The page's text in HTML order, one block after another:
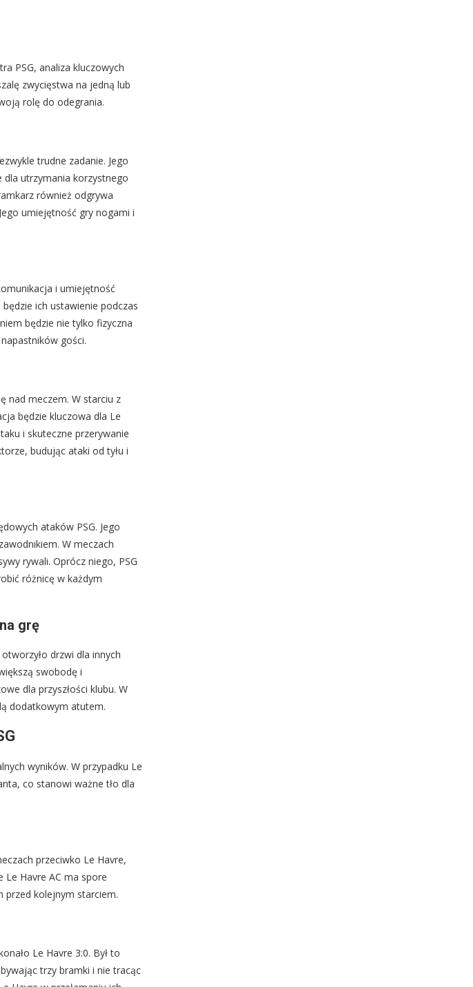
PSG, analiza kluczowych
zwycięstwa na jedną lub
rolę do odegrania.
trudne zadanie. Jego
dla utrzymania korzystnego
również odgrywa
umiejętność gry nogami i
i umiejętność
ich ustawienie podczas
będzie nie tylko fizyczna
gości.
nad meczem. W starciu z
będzie kluczowa dla Le
i skuteczne przerywanie
budując ataki od tyłu i
ataków PSG. Jego
W meczach
rywali. Oprócz niego, PSG
różnicę w każdym
grę
drzwi dla innych
swobodę i
dla przyszłości klubu. W
dodatkowym atutem.
wyników. W przypadku Le
co stanowi ważne tło dla
przeciwko Le Havre,
Le Havre AC ma spore
przed kolejnym starciem.
Le Havre 3:0. Był to
trzy bramki i nie tracąc